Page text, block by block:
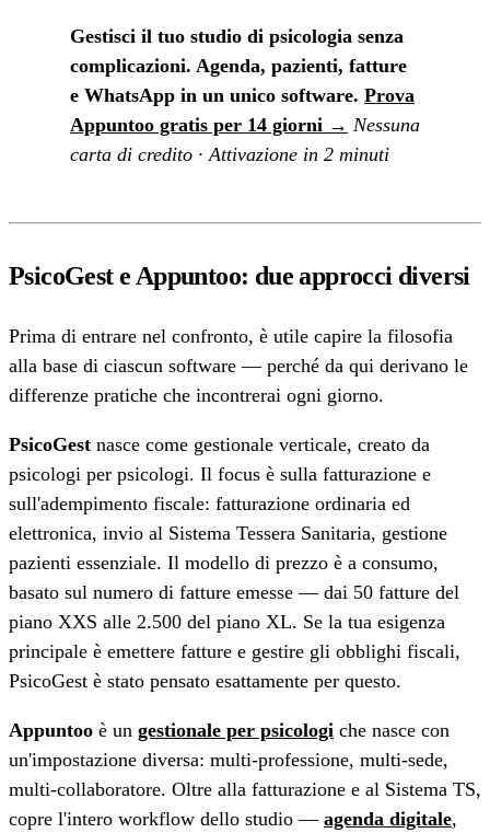
Gestisci il tuo studio di psicologia senza
complicazioni. Agenda, pazienti, fatture
e WhatsApp in un unico software. Prova
Appuntoo gratis per 14 giorni → Nessuna
carta di credito · Attivazione in 2 minuti
PsicoGest e Appuntoo: due approcci diversi
Prima di entrare nel confronto, è utile capire la filosofia
alla base di ciascun software — perché da qui derivano le
differenze pratiche che incontrerai ogni giorno.
PsicoGest nasce come gestionale verticale, creato da
psicologi per psicologi. Il focus è sulla fatturazione e
sull'adempimento fiscale: fatturazione ordinaria ed
elettronica, invio al Sistema Tessera Sanitaria, gestione
pazienti essenziale. Il modello di prezzo è a consumo,
basato sul numero di fatture emesse — dai 50 fatture del
piano XXS alle 2.500 del piano XL. Se la tua esigenza
principale è emettere fatture e gestire gli obblighi fiscali,
PsicoGest è stato pensato esattamente per questo.
Appuntoo è un gestionale per psicologi che nasce con
un'impostazione diversa: multi-professione, multi-sede,
multi-collaboratore. Oltre alla fatturazione e al Sistema TS,
copre l'intero workflow dello studio — agenda digitale,